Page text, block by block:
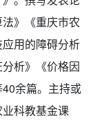
》《重庆市农
用的障碍分析
析》《价格因
余篇。主持或
科教基金课